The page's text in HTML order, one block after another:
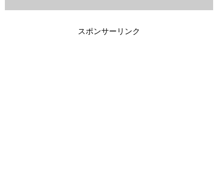
スポンサーリンク